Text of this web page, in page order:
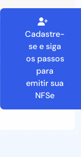
Cadastre-
se e siga
os passos
para
emitir sua
NFSe